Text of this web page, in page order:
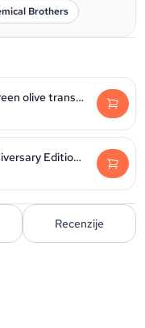
Brothers
Extra Virgin (30th anniv.ltd.green olive transparent vinyl) (RSD2026)
Roseland NYC Live (25th Anniversary Edition 2024)
Recenzije